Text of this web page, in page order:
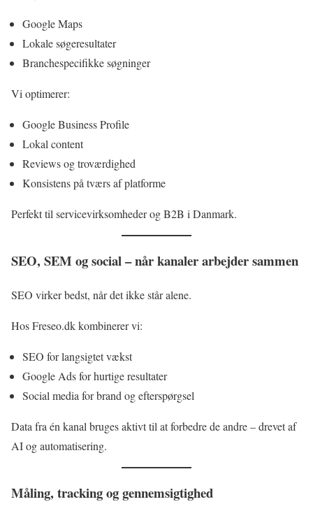
Google Maps
Lokale søgeresultater
Branchespecifikke søgninger
Vi optimerer:
Google Business Profile
Lokal content
Reviews og troværdighed
Konsistens på tværs af platforme
Perfekt til servicevirksomheder og B2B i Danmark.
SEO, SEM og social – når kanaler arbejder sammen
SEO virker bedst, når det ikke står alene.
Hos Freseo.dk kombinerer vi:
SEO for langsigtet vækst
Google Ads for hurtige resultater
Social media for brand og efterspørgsel
Data fra én kanal bruges aktivt til at forbedre de andre – drevet af
AI og automatisering.
Måling, tracking og gennemsigtighed